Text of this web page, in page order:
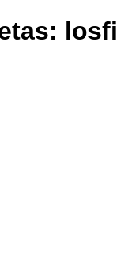
losfi